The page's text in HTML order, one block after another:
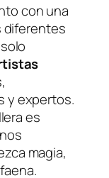
con una
diferentes
y expertos.
es
magia,